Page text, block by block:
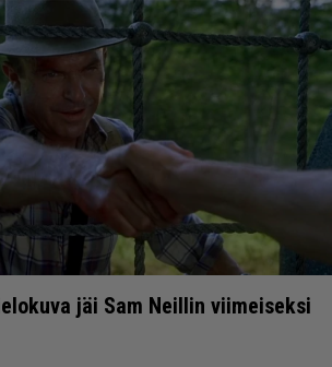
jäi Sam Neillin viimeiseksi